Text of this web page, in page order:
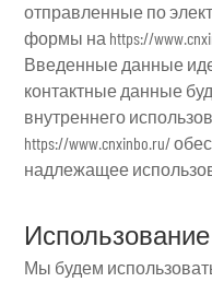
отправленные по
формы на https://
Введенные данные
контактные данные
внутреннего
https://www.cnxinbo.ru/
надлежащее
Мы будем